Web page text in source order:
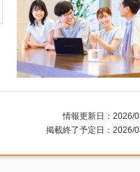
情報更新日：2026/
掲載終了予定日：2026/